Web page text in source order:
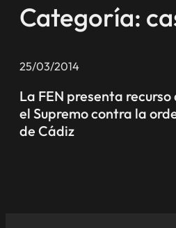
Categoría:
25/03/2014
La FEN presenta
el Supremo contra la
de Cádiz